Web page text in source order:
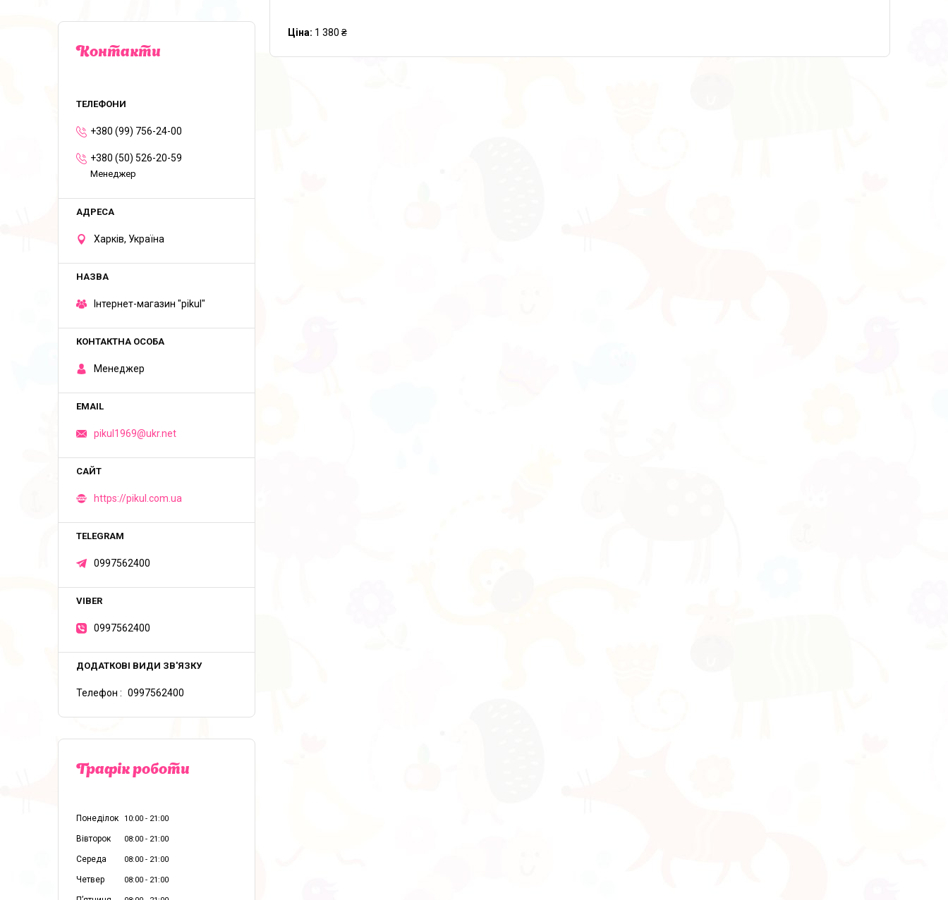
Ціна: 1 380 ₴
Контакти
+380 (99) 756-24-00
+380 (50) 526-20-59
Менеджер
Харків, Україна
Iнтернет-магазин "pikul"
Менеджер
pikul1969@ukr.net
https://pikul.com.ua
0997562400
0997562400
Телефон 0997562400
Графік роботи
Понеділок 10:00 21:00
Вівторок 08:00 21:00
Середа 08:00 21:00
Четвер 08:00 21:00